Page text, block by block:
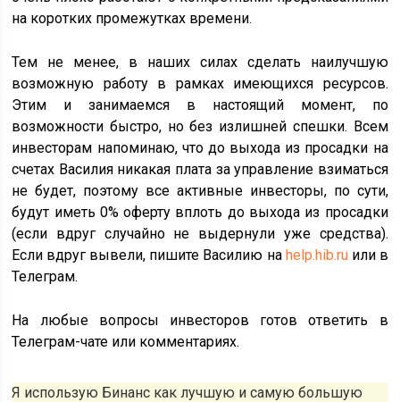
на коротких промежутках времени.
Тем не менее, в наших силах сделать наилучшую
возможную работу в рамках имеющихся ресурсов.
Этим и занимаемся в настоящий момент, по
возможности быстро, но без излишней спешки. Всем
инвесторам напоминаю, что до выхода из просадки на
счетах Василия никакая плата за управление взиматься
не будет, поэтому все активные инвесторы, по сути,
будут иметь 0% оферту вплоть до выхода из просадки
(если вдруг случайно не выдернули уже средства).
Если вдруг вывели, пишите Василию на help.hib.ruили в
Телеграм.
На любые вопросы инвесторов готов ответить в
Телеграм-чате или комментариях.
Я использую Бинанс как лучшую и самую большую